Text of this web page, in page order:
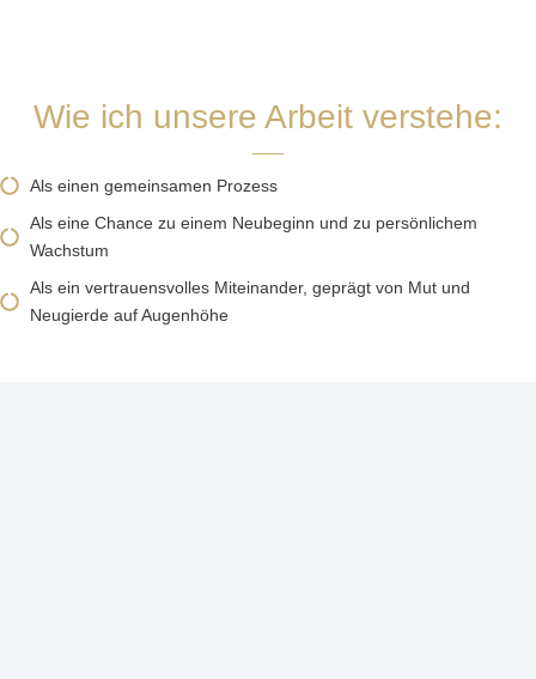
Wie ich unsere Arbeit verstehe:
Als einen gemeinsamen Prozess
Als eine Chance zu einem Neubeginn und zu persönlichem
Wachstum
Als ein vertrauensvolles Miteinander, geprägt von Mut und
Neugierde auf Augenhöhe